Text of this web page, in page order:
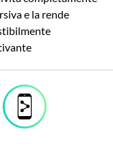
e la rende